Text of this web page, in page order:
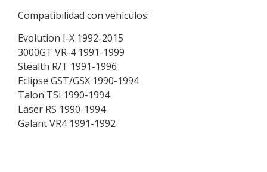
Compatibilidad con vehículos:
Evolution I-X 1992-2015
3000GT VR-4 1991-1999
Stealth R/T 1991-1996
Eclipse GST/GSX 1990-1994
Talon TSi 1990-1994
Laser RS ​​1990-1994
Galant VR4 1991-1992